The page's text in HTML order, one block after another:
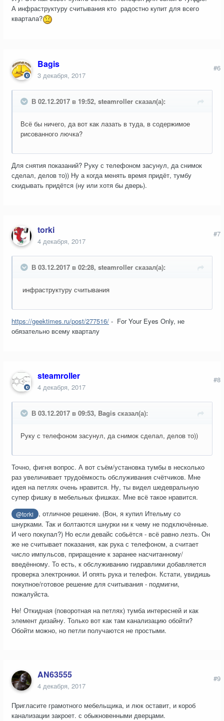
А инфраструктуру считывания кто радостно купит для всего
квартала?
Bagis
3 декабря, 2017
#6
В 02.12.2017 в 19:52, steamroller сказал(а):
Всё бы ничего, да вот как лазать в туда, в содержимое
рисованного лючка?
Для снятия показаний? Руку с телефоном засунул, да снимок
сделал, делов то)) Ну а когда менять время придёт, тумбу
скидывать придётся (ну или хотя бы дверь).
torki
4 декабря, 2017
#7
В 03.12.2017 в 02:28, steamroller сказал(а):
инфраструктуру считывания
https://geektimes.ru/post/277516/ - For Your Eyes Only, не
обязательно всему кварталу
steamroller
4 декабря, 2017
#8
В 03.12.2017 в 09:53, Bagis сказал(а):
Руку с телефоном засунул, да снимок сделал, делов то))
Точно, фигня вопрос. А вот съём/установка тумбы в несколько
раз увеличивает трудоёмкость обслуживания счётчиков. Мне
идея на петлях очень нравится. Ну, ты видел шедевральную
супер фишку в мебельных фишках. Мне всё такое нравится.
@torki
, отличное решение. (Вон, я купил Ительму со
шнурками. Так и болтаются шнурки ни к чему не подключённые.
И чего покупал?) Но если девайс собьётся - всё равно лезть. Он
же не считывает показания, как рука с телефоном, а считает
число импульсов, приращение к заранее насчитанному/
введённому. То есть, к обслуживанию гидравлики добавляется
проверка электроники. И опять рука и телефон. Кстати, увидишь
покупное/готовое решение для считывания - подмигни,
пожалуйста.
Не! Откидная (поворотная на петлях) тумба интересней и как
элемент дизайну. Только вот как там канализацию обойти?
Обойти можно, но петли получаются не простыми.
AN63555
4 декабря, 2017
#9
Пригласите грамотного мебельщика, и люк оставит, и короб
канализации закроет. с обыкновенными дверцами.